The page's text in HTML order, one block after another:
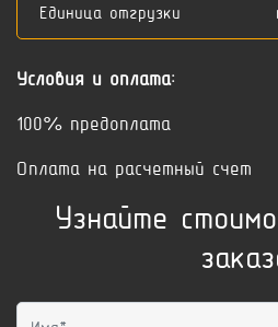
Единица отгрузки
Условия и оплата:
100% предоплата
Оплата на расчетный счет
Узнайте